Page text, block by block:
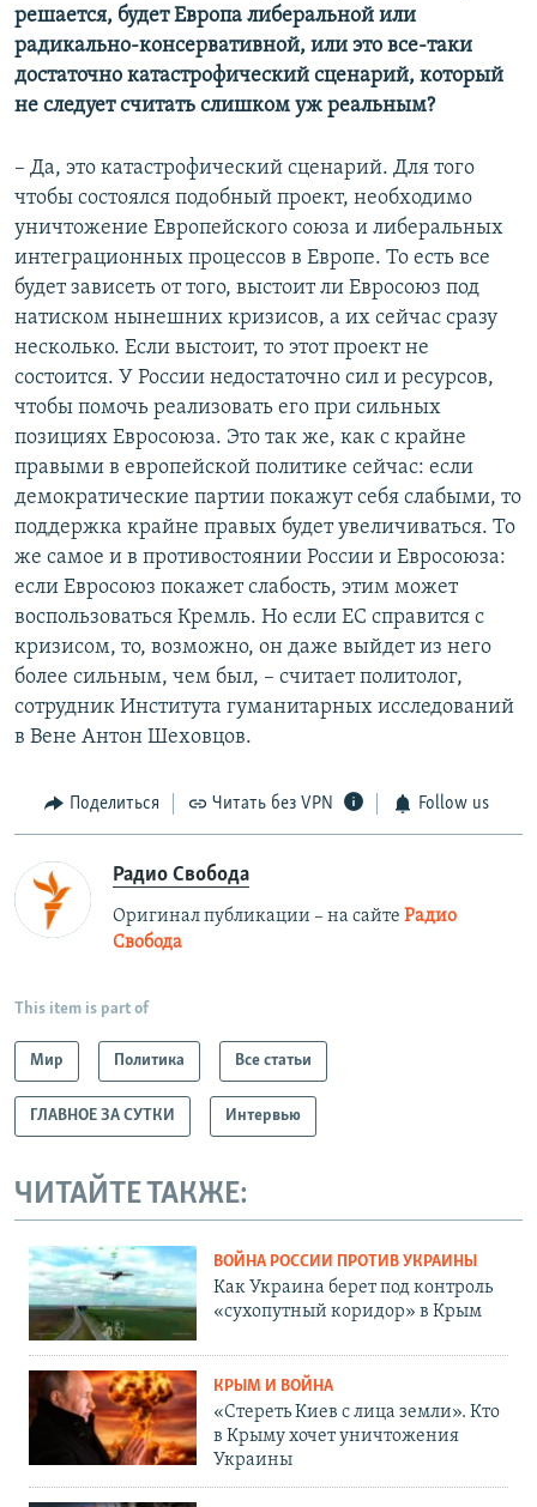
решается, будет Европа либеральной или
радикально-консервативной, или это все-таки
достаточно катастрофический сценарий, который
не следует считать слишком уж реальным?
– Да, это катастрофический сценарий. Для того
чтобы состоялся подобный проект, необходимо
уничтожение Европейского союза и либеральных
интеграционных процессов в Европе. То есть все
будет зависеть от того, выстоит ли Евросоюз под
натиском нынешних кризисов, а их сейчас сразу
несколько. Если выстоит, то этот проект не
состоится. У России недостаточно сил и ресурсов,
чтобы помочь реализовать его при сильных
позициях Евросоюза. Это так же, как с крайне
правыми в европейской политике сейчас: если
демократические партии покажут себя слабыми, то
поддержка крайне правых будет увеличиваться. То
же самое и в противостоянии России и Евросоюза:
если Евросоюз покажет слабость, этим может
воспользоваться Кремль. Но если ЕС справится с
кризисом, то, возможно, он даже выйдет из него
более сильным, чем был, – считает политолог,
сотрудник Института гуманитарных исследований
в Вене Антон Шеховцов.
Поделиться Читать без VPN Follow us
Радио Свобода
Оригинал публикации – на сайте Радио
Свобода
This item is part of
Мир Политика Все статьи
ГЛАВНОЕ ЗА СУТКИ Интервью
ЧИТАЙТЕ ТАКЖЕ:
ВОЙНА РОССИИ ПРОТИВ УКРАИНЫ
Как Украина берет под контроль
«сухопутный коридор» в Крым
КРЫМ И ВОЙНА
«Стереть Киев с лица земли». Кто
в Крыму хочет уничтожения
Украины